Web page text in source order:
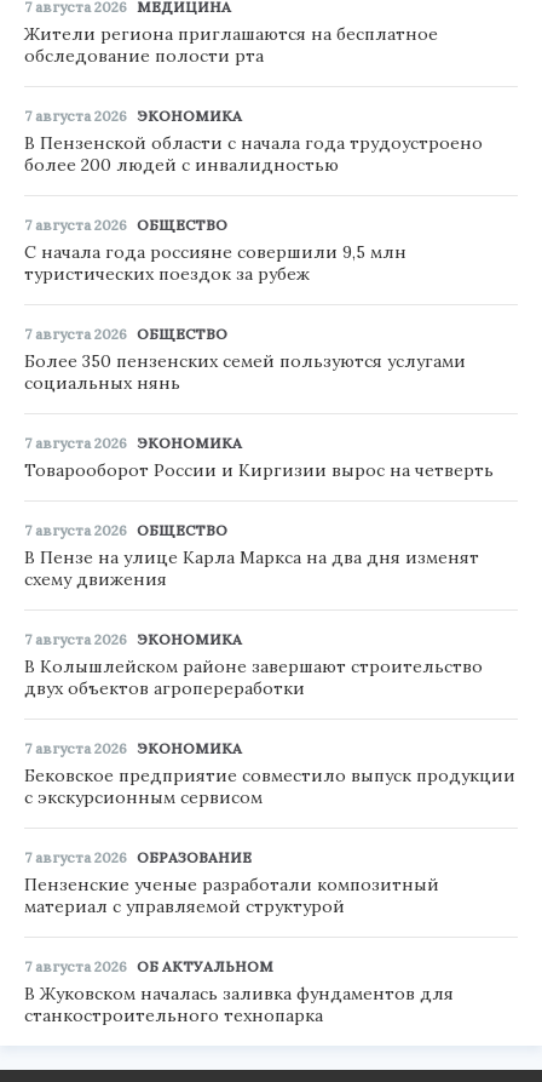
7 августа 2026 МЕДИЦИНА
Жители региона приглашаются на бесплатное
обследование полости рта
7 августа 2026 ЭКОНОМИКА
В Пензенской области с начала года трудоустроено
более 200 людей с инвалидностью
7 августа 2026 ОБЩЕСТВО
С начала года россияне совершили 9,5 млн
туристических поездок за рубеж
7 августа 2026 ОБЩЕСТВО
Более 350 пензенских семей пользуются услугами
социальных нянь
7 августа 2026 ЭКОНОМИКА
Товарооборот России и Киргизии вырос на четверть
7 августа 2026 ОБЩЕСТВО
В Пензе на улице Карла Маркса на два дня изменят
схему движения
7 августа 2026 ЭКОНОМИКА
В Колышлейском районе завершают строительство
двух объектов агропереработки
7 августа 2026 ЭКОНОМИКА
Бековское предприятие совместило выпуск продукции
с экскурсионным сервисом
7 августа 2026 ОБРАЗОВАНИЕ
Пензенские ученые разработали композитный
материал с управляемой структурой
7 августа 2026 ОБ АКТУАЛЬНОМ
В Жуковском началась заливка фундаментов для
станкостроительного технопарка